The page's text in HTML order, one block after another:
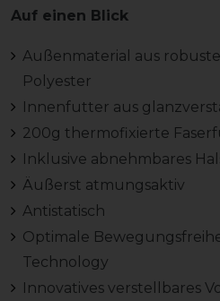
Auf einen Blick
Außenmaterial aus
Polyester
Innenfutter aus
200g thermofixierte
Inklusive abnehmbares
Äußerst atmungsaktiv
Antistatisch
Optimale
Technology
Innovatives verstellbares